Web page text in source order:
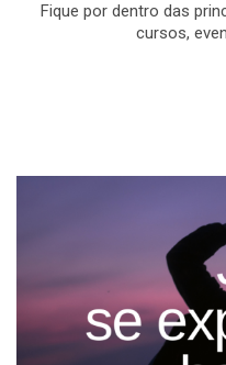
Fique por dentro das
cursos,